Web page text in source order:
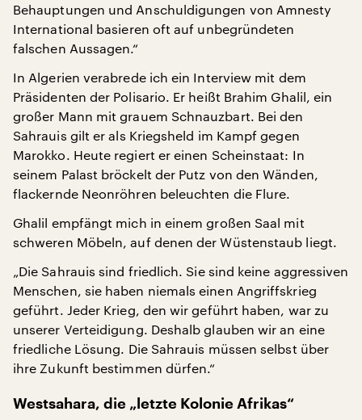
Behauptungen und Anschuldigungen von Amnesty
International basieren oft auf unbegründeten
falschen Aussagen.“
In Algerien verabrede ich ein Interview mit dem
Präsidenten der Polisario. Er heißt Brahim Ghalil, ein
großer Mann mit grauem Schnauzbart. Bei den
Sahrauis gilt er als Kriegsheld im Kampf gegen
Marokko. Heute regiert er einen Scheinstaat: In
seinem Palast bröckelt der Putz von den Wänden,
flackernde Neonröhren beleuchten die Flure.
Ghalil empfängt mich in einem großen Saal mit
schweren Möbeln, auf denen der Wüstenstaub liegt.
„Die Sahrauis sind friedlich. Sie sind keine aggressiven
Menschen, sie haben niemals einen Angriffskrieg
geführt. Jeder Krieg, den wir geführt haben, war zu
unserer Verteidigung. Deshalb glauben wir an eine
friedliche Lösung. Die Sahrauis müssen selbst über
ihre Zukunft bestimmen dürfen.“
Westsahara, die „letzte Kolonie Afrikas“